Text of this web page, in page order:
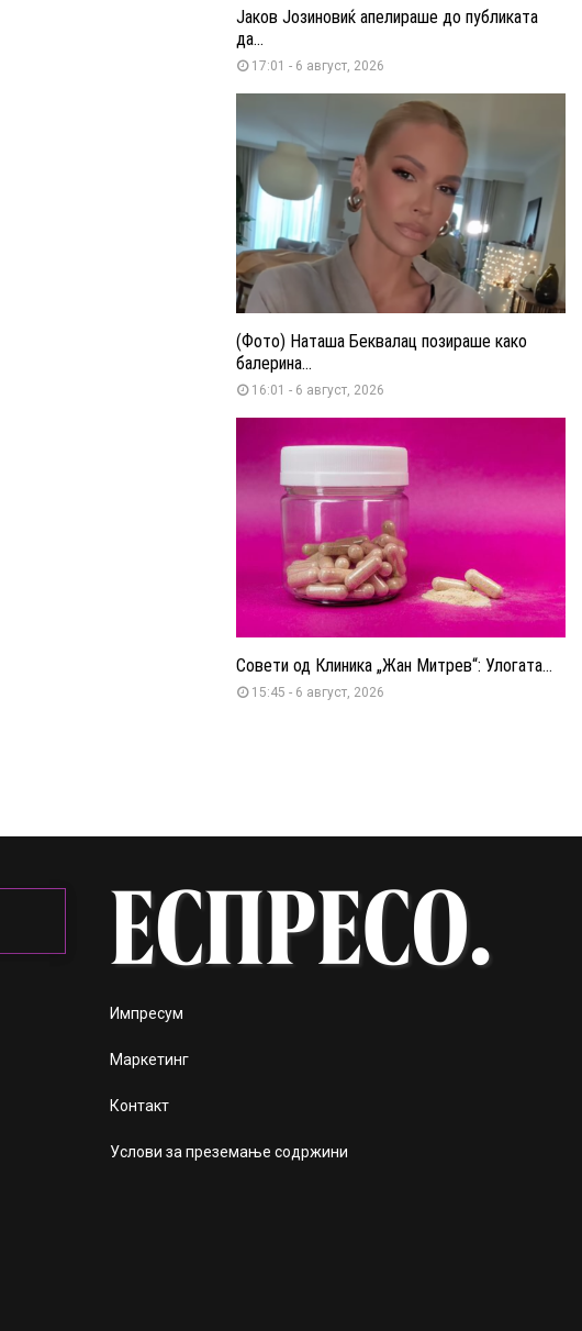
Јаков Јозиновиќ апелираше до публиката
да...
17:01 - 6 август, 2026
(Фото) Наташа Беквалац позираше како
балерина...
16:01 - 6 август, 2026
Совети од Клиника „Жан Митрев“: Улогата...
15:45 - 6 август, 2026
Импресум
Маркетинг
Контакт
Услови за преземање содржини